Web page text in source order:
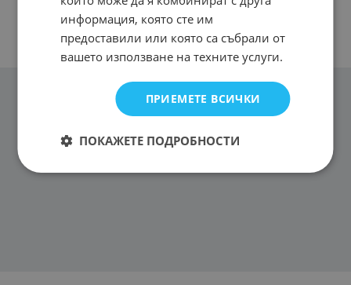
информация, която сте им
предоставили или която са събрали от
вашето използване на техните услуги.
ПРИЕМЕТЕ ВСИЧКИ
ПОКАЖЕТЕ ПОДРОБНОСТИ